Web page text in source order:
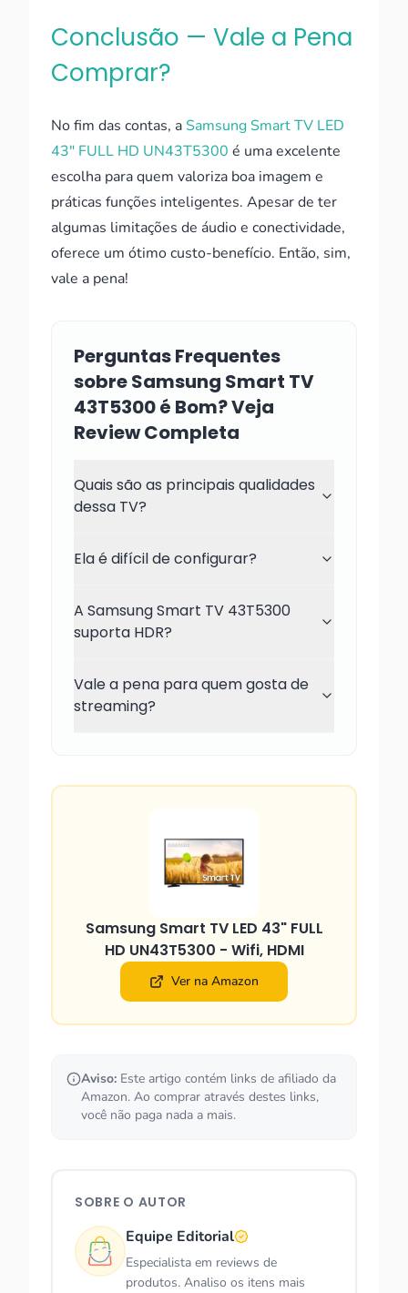
Conclusão — Vale a Pena
Comprar?
No fim das contas, aSamsung Smart TV LED
43" FULL HD UN43T5300 é uma excelente
escolha para quem valoriza boa imagem e
práticas funções inteligentes. Apesar de ter
algumas limitações de áudio e conectividade,
oferece um ótimo custo-benefício. Então, sim,
vale a pena!
Perguntas Frequentes
sobre Samsung Smart TV
43T5300 é Bom? Veja
Review Completa
Quais são as principais qualidades
dessa TV?
Ela é difícil de configurar?
A Samsung Smart TV 43T5300
suporta HDR?
Vale a pena para quem gosta de
streaming?
Samsung Smart TV LED 43" FULL
HD UN43T5300 - Wifi, HDMI
Ver na Amazon
Aviso: Este artigo contém links de afiliado da
Amazon. Ao comprar através destes links,
você não paga nada a mais.
SOBRE O AUTOR
Equipe Editorial
Especialista em reviews de
produtos. Analiso os itens mais